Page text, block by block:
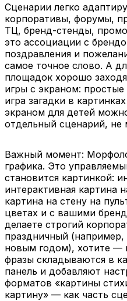
Сценарии легко
корпоративы, форумы,
ТЦ, бренд-стенды,
это ассоциации с
поздравления и
самое точное слово. А
площадок хорошо
игры с экраном: простые
игра загадки в
экраном для детей
отдельный сценарий, не
Важный момент:
графика. Это
становится картинкой:
интерактивная картина
картина на стену на
цветах и с вашими
делаете строгий
праздничный (например,
новым годом), хотите —
фразы складываются в
панель и добавляют
форматов «картины
картину» — как часть